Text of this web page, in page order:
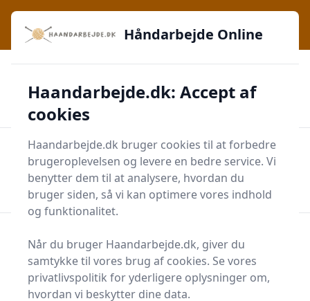
Håndarbejde Online - Inspiration, teknikker og fællesskab -
lige ved hånden
Shopping med sikkerhed ✔️ Altid de bedste priser
Mærker i høj kvalitet
Start søgning
Start søgning
Artikler
Se alle 14 indlæg i kategorien Artikler på Håndarbejde
Online
Håndarbejde Online
Haandarbejde.dk: Accept af
cookies
Haandarbejde.dk bruger cookies til at forbedre
brugeroplevelsen og levere en bedre service. Vi
benytter dem til at analysere, hvordan du
bruger siden, så vi kan optimere vores indhold
og funktionalitet.
Når du bruger Haandarbejde.dk, giver du
samtykke til vores brug af cookies. Se vores
privatlivspolitik for yderligere oplysninger om,
hvordan vi beskytter dine data.